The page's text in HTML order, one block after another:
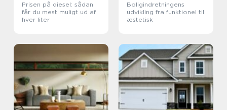
Prisen på diesel: sådan
får du mest muligt ud af
hver liter
Boligindretningens
udvikling fra funktionel til
æstetisk